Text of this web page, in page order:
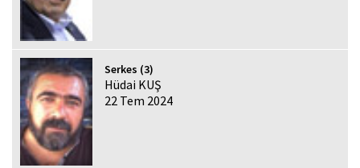
Serkes (3)
Hüdai KUŞ
22 Tem 2024